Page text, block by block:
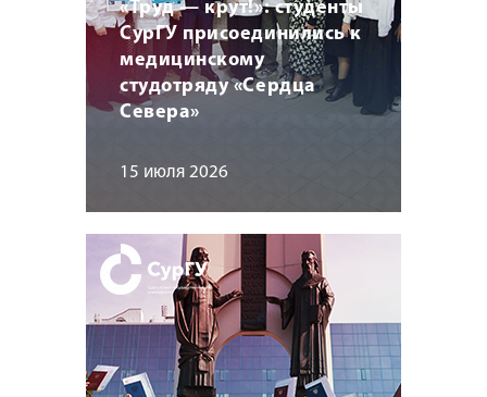
«Труд — крут!»: студенты
СурГУ присоединились к
медицинскому
студотряду «Сердца
Севера»
15 июля 2026